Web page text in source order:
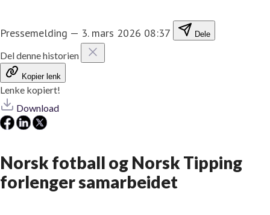
Pressemelding — 3. mars 2026 08:37 Dele
Del denne historien
Kopier lenk
Lenke kopiert!
Download
Norsk fotball og Norsk Tipping
forlenger samarbeidet